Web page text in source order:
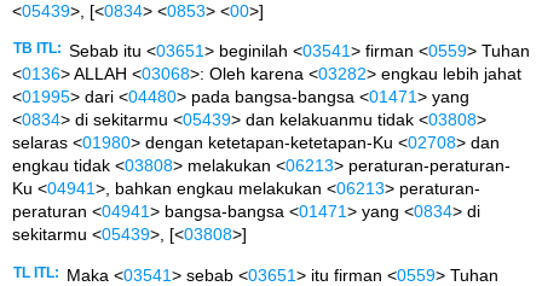
<05439>, [<0834> <0853> <00>]
TB ITL: Sebab itu <03651> beginilah <03541> firman <0559> Tuhan
<0136> ALLAH <03068>: Oleh karena <03282> engkau lebih jahat
<01995> dari <04480> pada bangsa-bangsa <01471> yang
<0834> di sekitarmu <05439> dan kelakuanmu tidak <03808>
selaras <01980> dengan ketetapan-ketetapan-Ku <02708> dan
engkau tidak <03808> melakukan <06213> peraturan-peraturan-
Ku <04941>, bahkan engkau melakukan <06213> peraturan-
peraturan <04941> bangsa-bangsa <01471> yang <0834> di
sekitarmu <05439>, [<03808>]
TL ITL: Maka <03541> sebab <03651> itu firman <0559> Tuhan